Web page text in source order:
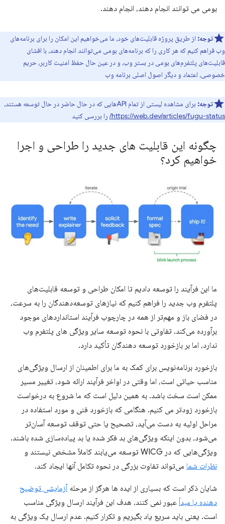
بومی می توانند انجام دهند، انجام دهند.
توجه: از طریق پروژه قابلیت‌های خود، ما می‌خواهیم این امکان را برای برنامه‌های
وب فراهم کنیم که هر کاری را که برنامه‌های بومی می‌توانند انجام دهند، با افشای
قابلیت‌های پلتفرم‌های بومی در بستر وب، و در عین حال حفظ امنیت کاربر، حریم
خصوصی، اعتماد و دیگر اصول اصلی برنامه وب
توجه: برای مشاهده لیستی از تمام APIهایی که در حال حاضر در حال توسعه هستند،
https://web.dev/articles/fugu-status/ را بررسی کنید
چگونه این قابلیت های جدید را طراحی و اجرا
خواهیم کرد؟
ما این فرآیند را توسعه دادیم تا امکان طراحی و توسعه قابلیت‌های
پلتفرم وب جدید را فراهم کنیم که نیازهای توسعه‌دهندگان را به سرعت،
در فضای باز و مهم‌تر از همه در چارچوب فرآیند استانداردهای موجود
برآورده می‌کند. تفاوتی با نحوه توسعه سایر ویژگی های پلتفرم وب
ندارد، اما بر بازخورد توسعه دهندگان تأکید دارد.
بازخورد برنامه‌نویس برای کمک به ما برای اطمینان از ارسال ویژگی‌های
مناسب حیاتی است، اما وقتی در اواخر فرآیند ارائه شود، تغییر مسیر
ممکن است سخت باشد. به همین دلیل است که ما شروع به درخواست
بازخورد زودتر می کنیم. هنگامی که بازخورد فنی و مورد استفاده در
مراحل اولیه به دست می‌آید، تصحیح یا حتی توقف توسعه آسان‌تر
می‌شود، بدون اینکه ویژگی‌های بد فکر شده یا بد پیاده‌سازی شده باشند.
ویژگی‌هایی که در WICG توسعه می‌یابند کاملاً مشخص نیستند و
نظرات شما می‌تواند تفاوت بزرگی در نحوه تکامل آنها ایجاد کند.
شایان ذکر است که بسیاری از ایده ها هرگز از مرحلهآزمایشی توضیح
دهنده یا مبدأ عبور نمی کنند. هدف این فرآیند ارسال ویژگی مناسب
است. یعنی باید سریع یاد بگیریم و تکرار کنیم. عدم ارسال یک ویژگی به